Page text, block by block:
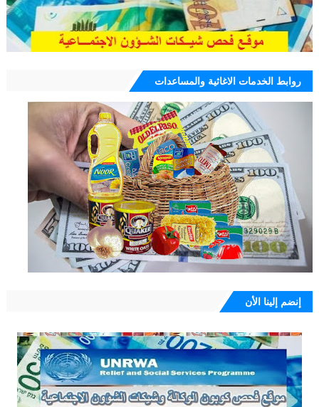
روابط الخدمات الاغاثية والمساعدات
إنضم إلينا الأن